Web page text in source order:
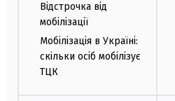
Відстрочка від
мобілізації
Мобілізація в Україні:
скільки осіб мобілізує
ТЦК